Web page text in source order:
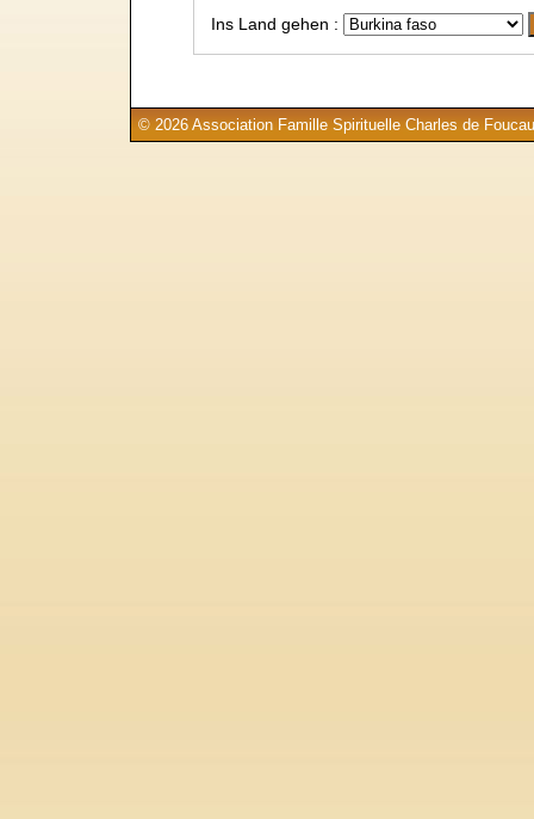
Ins Land gehen :
© 2026 Association Famille Spirituelle Charles de